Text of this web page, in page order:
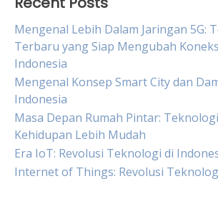
Mengenal Lebih Dalam Jaringan 5G:
Terbaru yang Siap Mengubah
Indonesia
Mengenal Konsep Smart City dan
Indonesia
Masa Depan Rumah Pintar:
Kehidupan Lebih Mudah
Era IoT: Revolusi Teknologi di
Internet of Things: Revolusi